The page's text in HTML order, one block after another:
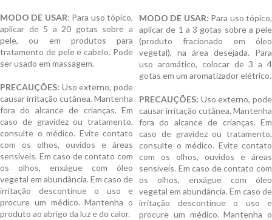
MODO DE USAR: Para uso tópico,
aplicar de 5 a 20 gotas sobre a
pele, ou em produtos para
tratamento de pele e cabelo. Pode
ser usado em massagem.
PRECAUÇÕES: Uso externo, pode
causar irritação cutânea. Mantenha
fora do alcance de crianças. Em
caso de gravidez ou tratamento,
consulte o médico. Evite contato
com os olhos, ouvidos e áreas
sensíveis. Em caso de contato com
os olhos, enxágue com óleo
vegetal em abundância. Em caso de
irritação descontinue o uso e
procure um médico. Mantenha o
produto ao abrigo da luz e do calor.
MODO DE USAR: Para uso tópico,
aplicar de 1 a 3 gotas sobre a pele
(produto fracionado em óleo
vegetal), na área desejada. Para
uso aromático, colocar de 3 a 4
gotas em um aromatizador elétrico.
PRECAUÇÕES: Uso externo, pode
causar irritação cutânea. Mantenha
fora do alcance de crianças. Em
caso de gravidez ou tratamento,
consulte o médico. Evite contato
com os olhos, ouvidos e áreas
sensíveis. Em caso de contato com
os olhos, enxágue com óleo
vegetal em abundância. Em caso de
irritação descontinue o uso e
procure um médico. Mantenha o